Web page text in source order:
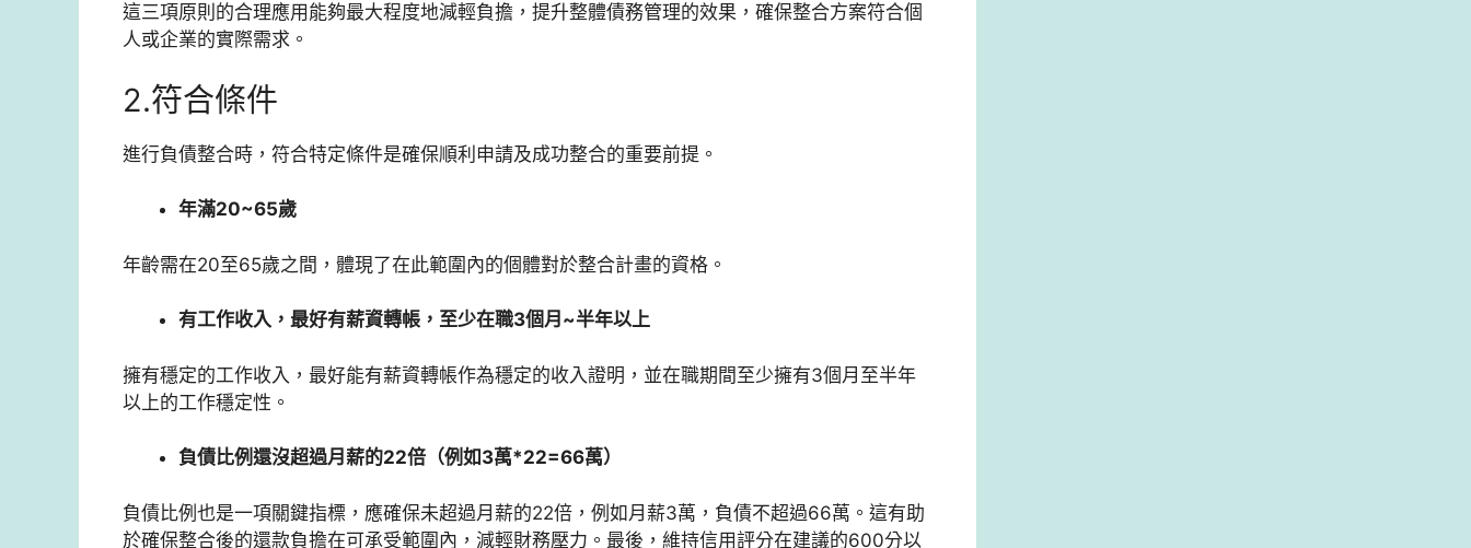
這三項原則的合理應用能夠最大程度地減輕負擔，提升整體債務管理的效果，確保整合方案符合個
人或企業的實際需求。
2.符合條件
進行負債整合時，符合特定條件是確保順利申請及成功整合的重要前提。
年滿20~65歲
年齡需在20至65歲之間，體現了在此範圍內的個體對於整合計畫的資格。
有工作收入，最好有薪資轉帳，至少在職3個月~半年以上
擁有穩定的工作收入，最好能有薪資轉帳作為穩定的收入證明，並在職期間至少擁有3個月至半年
以上的工作穩定性。
負債比例還沒超過月薪的22倍（例如3萬*22=66萬）
負債比例也是一項關鍵指標，應確保未超過月薪的22倍，例如月薪3萬，負債不超過66萬。這有助
於確保整合後的還款負擔在可承受範圍內，減輕財務壓力。最後，維持信用評分在建議的600分以